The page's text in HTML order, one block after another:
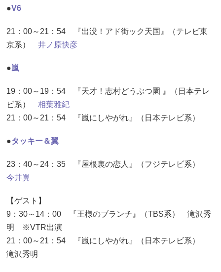
●V6
21：00～21：54 『出没！アド街ック天国』（テレビ東
京系） 井ノ原快彦
●嵐
19：00～19：54 『天才！志村どうぶつ園 』（日本テレ
ビ系） 相葉雅紀
21：00～21：54 『嵐にしやがれ』（日本テレビ系）
●タッキー＆翼
23：40～24：35 『屋根裏の恋人』（フジテレビ系）
今井翼
【ゲスト】
9：30～14：00 『王様のブランチ』（TBS系） 滝沢秀
明 ※VTR出演
21：00～21：54 『嵐にしやがれ』（日本テレビ系）
滝沢秀明